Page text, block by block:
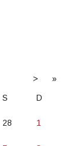
>
»
S D
28 1